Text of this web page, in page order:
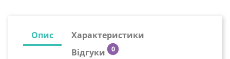
Опис
Характеристики
Відгуки
0